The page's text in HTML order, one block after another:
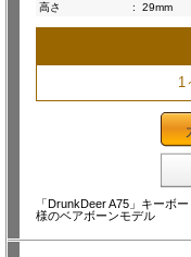
高さ
: 29mm
1
「DrunkDeer A75」キーボ
様のベアボーンモデル